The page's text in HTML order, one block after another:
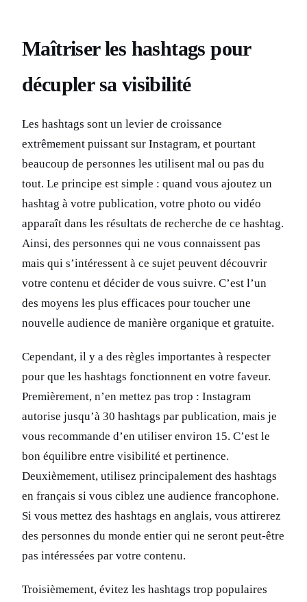
Maîtriser les hashtags pour
décupler sa visibilité
Les hashtags sont un levier de croissance
extrêmement puissant sur Instagram, et pourtant
beaucoup de personnes les utilisent mal ou pas du
tout. Le principe est simple : quand vous ajoutez un
hashtag à votre publication, votre photo ou vidéo
apparaît dans les résultats de recherche de ce hashtag.
Ainsi, des personnes qui ne vous connaissent pas
mais qui s’intéressent à ce sujet peuvent découvrir
votre contenu et décider de vous suivre. C’est l’un
des moyens les plus efficaces pour toucher une
nouvelle audience de manière organique et gratuite.
Cependant, il y a des règles importantes à respecter
pour que les hashtags fonctionnent en votre faveur.
Premièrement, n’en mettez pas trop : Instagram
autorise jusqu’à 30 hashtags par publication, mais je
vous recommande d’en utiliser environ 15. C’est le
bon équilibre entre visibilité et pertinence.
Deuxièmement, utilisez principalement des hashtags
en français si vous ciblez une audience francophone.
Si vous mettez des hashtags en anglais, vous attirerez
des personnes du monde entier qui ne seront peut-être
pas intéressées par votre contenu.
Troisièmement, évitez les hashtags trop populaires